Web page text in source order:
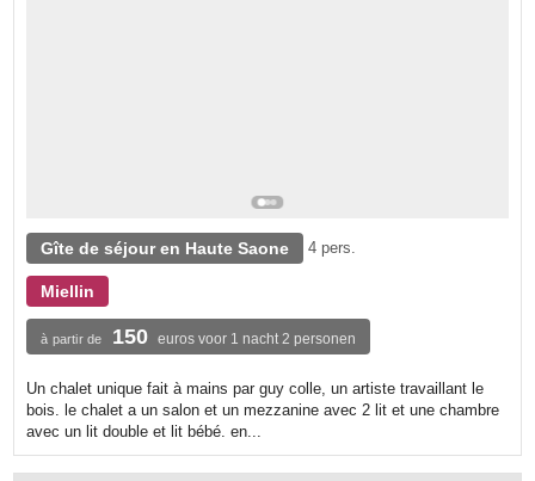
Gîte de séjour en Haute Saone 4 pers.
Miellin
à partir de 150 euros voor 1 nacht 2 personen
Un chalet unique fait à mains par guy colle, un artiste travaillant le
bois. le chalet a un salon et un mezzanine avec 2 lit et une chambre
avec un lit double et lit bébé. en...